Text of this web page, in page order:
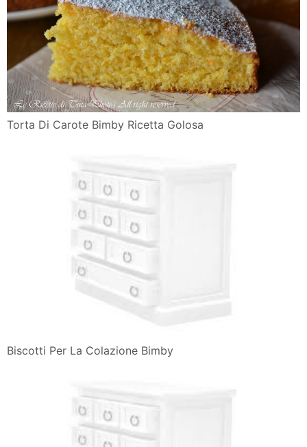
Torta Di Carote Bimby Ricetta Golosa
Biscotti Per La Colazione Bimby